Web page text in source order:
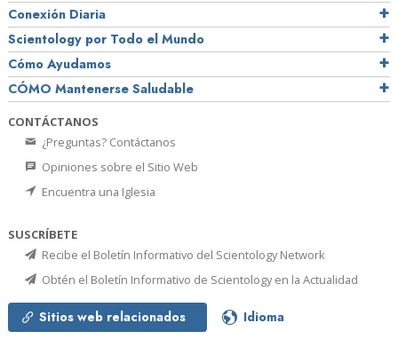
Conexión Diaria
Scientology por Todo el Mundo
Cómo Ayudamos
CÓMO Mantenerse Saludable
CONTÁCTANOS
¿Preguntas? Contáctanos
Opiniones sobre el Sitio Web
Encuentra una Iglesia
SUSCRÍBETE
Recibe el Boletín Informativo del Scientology Network
Obtén el Boletín Informativo de Scientology en la Actualidad
Sitios web relacionados Idioma